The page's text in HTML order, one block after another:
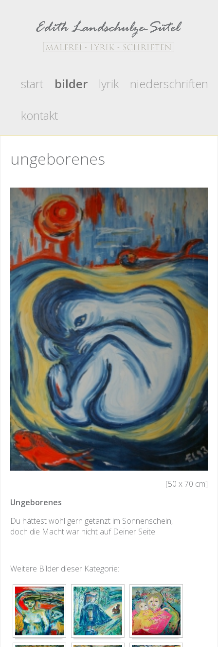
start bilder lyrik
niederschriften
kontakt
ungeborenes
[50 x 70 cm]
Ungeborenes
Du hättest wohl gern getanzt im Sonnenschein,
doch die Macht war nicht auf Deiner Seite
Weitere Bilder dieser Kategorie: